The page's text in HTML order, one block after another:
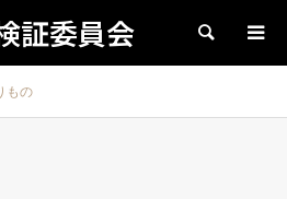
証委員会 検索
もの